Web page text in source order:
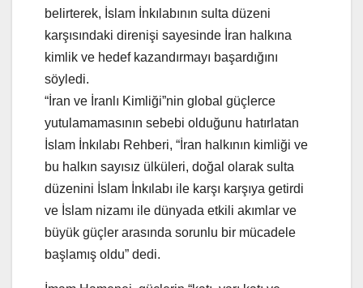
belirterek, İslam İnkılabının sulta düzeni
karşısındaki direnişi sayesinde İran halkına
kimlik ve hedef kazandırmayı başardığını
söyledi.
“İran ve İranlı Kimliği”nin global güçlerce
yutulamamasının sebebi olduğunu hatırlatan
İslam İnkılabı Rehberi, “İran halkının kimliği ve
bu halkın sayısız ülküleri, doğal olarak sulta
düzenini İslam İnkılabı ile karşı karşıya getirdi
ve İslam nizamı ile dünyada etkili akımlar ve
büyük güçler arasında sorunlu bir mücadele
başlamış oldu” dedi.